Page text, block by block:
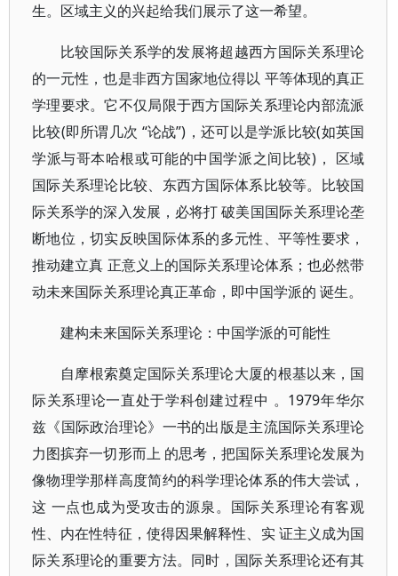
生。区域主义的兴起给我们展示了这一希望。
比较国际关系学的发展将超越西方国际关系理论
的一元性，也是非西方国家地位得以 平等体现的真正
学理要求。它不仅局限于西方国际关系理论内部流派
比较(即所谓几次 “论战”)，还可以是学派比较(如英国
学派与哥本哈根或可能的中国学派之间比较)， 区域
国际关系理论比较、东西方国际体系比较等。比较国
际关系学的深入发展，必将打 破美国国际关系理论垄
断地位，切实反映国际体系的多元性、平等性要求，
推动建立真 正意义上的国际关系理论体系；也必然带
动未来国际关系理论真正革命，即中国学派的 诞生。
建构未来国际关系理论：中国学派的可能性
自摩根索奠定国际关系理论大厦的根基以来，国
际关系理论一直处于学科创建过程中 。1979年华尔
兹《国际政治理论》一书的出版是主流国际关系理论
力图摈弃一切形而上 的思考，把国际关系理论发展为
像物理学那样高度简约的科学理论体系的伟大尝试，
这 一点也成为受攻击的源泉。国际关系理论有客观
性、内在性特征，使得因果解释性、实 证主义成为国
际关系理论的重要方法。同时，国际关系理论还有其